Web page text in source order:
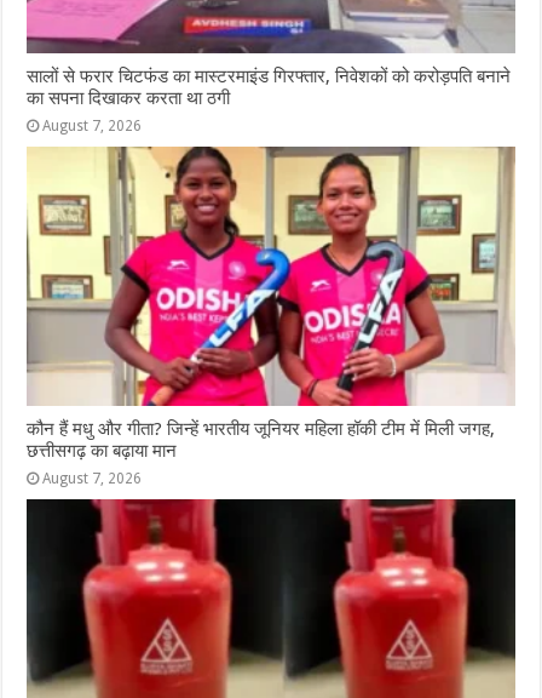
सालों से फरार चिटफंड का मास्टरमाइंड गिरफ्तार, निवेशकों को करोड़पति बनाने
का सपना दिखाकर करता था ठगी
August 7, 2026
कौन हैं मधु और गीता? जिन्हें भारतीय जूनियर महिला हॉकी टीम में मिली जगह,
छत्तीसगढ़ का बढ़ाया मान
August 7, 2026